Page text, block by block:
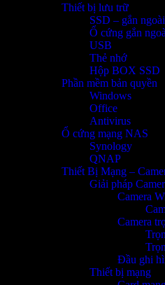
Thiết bị lưu trữ
SSD – gắn ngoài
Ổ cứng gắn
USB
Thẻ nhớ
Hộp BOX SSD
Phần mềm bản quyền
Windows
Office
Antivirus
Ổ cứng mạng NAS
Synology
QNAP
Thiết Bị Mạng –
Giải pháp
Camera
Camera
Đầu ghi
Thiết bị mạng